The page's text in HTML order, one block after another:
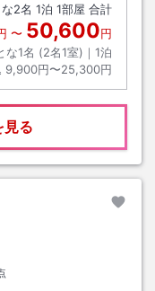
2名 1泊 1部屋 合計
〜 50,600円
な1名 (2名1室)｜ 1泊
9,900円〜25,300円
見る